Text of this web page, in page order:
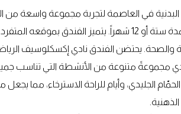
في العاصمة لتجربة مجموعة واسعة من
من الجلسات الفردية ووصولاً إلى العضويات غير المحدودة لمدة ستة أو 12 شهراً. يتميز
والصحة. يحتضن الفندق نادي إكسكلوسيف
مجموعةً متنوعة من الأنشطة التي تناسب
الجليدي، وأيام للراحة الاسترخاء، مما